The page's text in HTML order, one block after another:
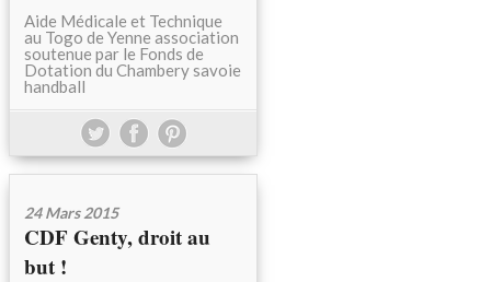
Aide Médicale et Technique
au Togo de Yenne association
soutenue par le Fonds de
Dotation du Chambery savoie
handball
24 Mars 2015
CDF Genty, droit au
but !